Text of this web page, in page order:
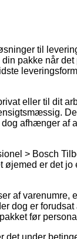
til
pakke når
eller til dit
dog afhænger af
> Bosch
er det jo
af varenumre,
dog er
før
det under